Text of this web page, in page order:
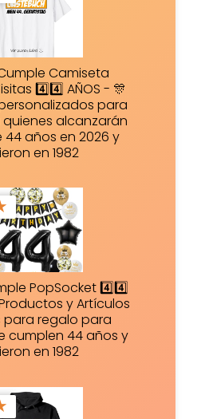
Camiseta
4️⃣4️⃣ AÑOS - 🎊
para
alcanzarán
años en 2026 y
en 1982
PopSocket 4️⃣4️⃣
y Artículos
para regalo para
cumplen 44 años y
en 1982